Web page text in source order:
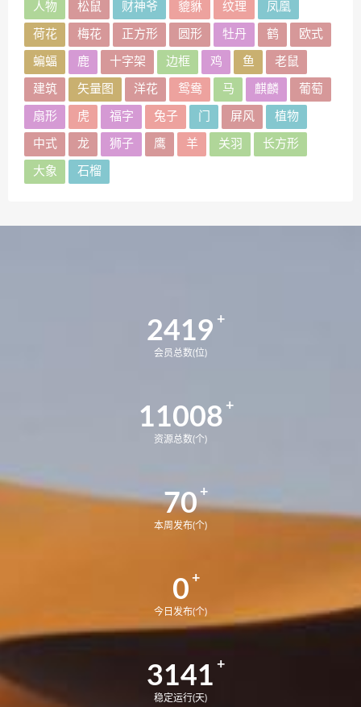
人物 松鼠 财神爷 貔貅 纹理 凤凰
荷花 梅花 正方形 圆形 牡丹 鹤 欧式
蝙蝠 鹿 十字架 边框 鸡 鱼 老鼠
建筑 矢量图 洋花 鸳鸯 马 麒麟 葡萄
扇形 虎 福字 兔子 门 屏风 植物
中式 龙 狮子 鹰 羊 关羽 长方形
大象 石榴
2419
会员总数(位)
11008
资源总数(个)
70
本周发布(个)
0
今日发布(个)
3141
稳定运行(天)